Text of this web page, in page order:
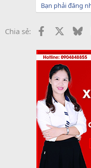
Bạn phải đăng
Chia sẻ: Facebook